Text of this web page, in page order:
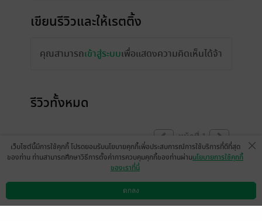
เขียนรีวิวและให้เรตติ้ง
คุณสามารถเข้าสู่ระบบเพื่อแสดงความคิดเห็นได้จ้า
รีวิวทั้งหมด
หน้าที่ 1
ดาวน์โหลดแอป วิธีการใช้งาน ติดต่อเรา
เว็บไซต์นี้มีการใช้คุกกี้ โปรดยอมรับนโยบายคุกกี้เพื่อประสบการณ์การใช้บริการที่ดีที่สุด
ของท่าน ท่านสามารถศึกษาวิธีการตั้งค่าการควบคุมคุกกี้ของท่านผ่านนโยบายการใช้คุกกี้
ของเราที่นี่
ตกลง